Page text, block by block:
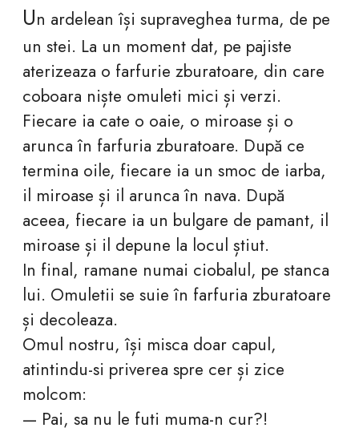
Un ardelean își supraveghea turma, de pe
un stei. La un moment dat, pe pajiste
aterizeaza o farfurie zburatoare, din care
coboara niște omuleti mici și verzi.
Fiecare ia cate o oaie, o miroase și o
arunca în farfuria zburatoare. După ce
termina oile, fiecare ia un smoc de iarba,
il miroase și il arunca în nava. După
aceea, fiecare ia un bulgare de pamant, il
miroase și il depune la locul știut.
In final, ramane numai ciobalul, pe stanca
lui. Omuletii se suie în farfuria zburatoare
și decoleaza.
Omul nostru, își misca doar capul,
atintindu-si priverea spre cer și zice
molcom:
— Pai, sa nu le futi muma-n cur?!